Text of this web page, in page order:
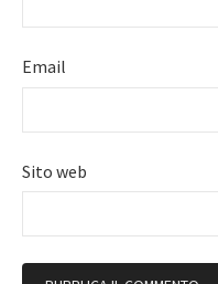
Email
Sito web